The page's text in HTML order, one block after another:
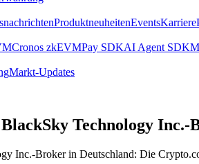
ProduktneuheitenEventsKarriere
Cronos zkEVMPay SDKAI Agent SDK
Markt-Updates
Technology Inc.-
Inc.-Broker in Deutschland: Die